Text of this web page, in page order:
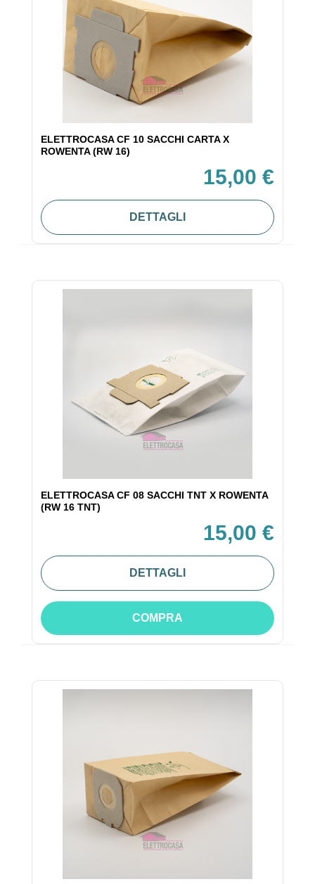
ELETTROCASA CF 10 SACCHI CARTA X
ROWENTA (RW 16)
15,00 €
DETTAGLI
ELETTROCASA CF 08 SACCHI TNT X ROWENTA
(RW 16 TNT)
15,00 €
DETTAGLI
COMPRA